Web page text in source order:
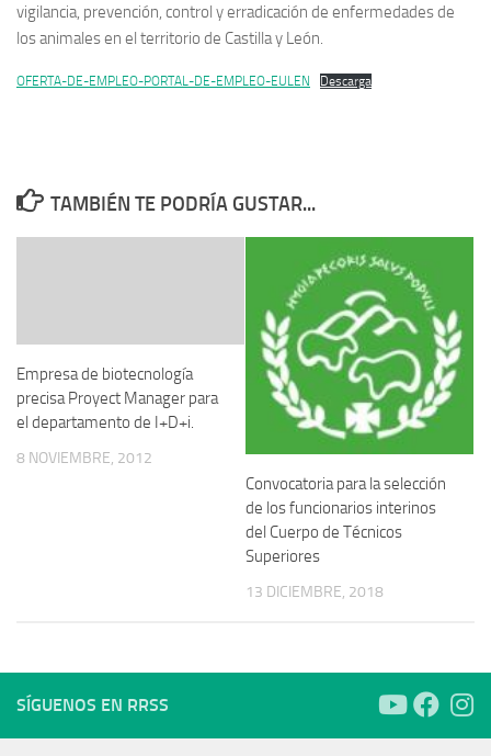
vigilancia, prevención, control y erradicación de enfermedades de
los animales en el territorio de Castilla y León.
OFERTA-DE-EMPLEO-PORTAL-DE-EMPLEO-EULEN Descarga
TAMBIÉN TE PODRÍA GUSTAR...
Empresa de biotecnología
precisa Proyect Manager para
el departamento de I+D+i.
8 NOVIEMBRE, 2012
Convocatoria para la selección
de los funcionarios interinos
del Cuerpo de Técnicos
Superiores
13 DICIEMBRE, 2018
SÍGUENOS EN RRSS